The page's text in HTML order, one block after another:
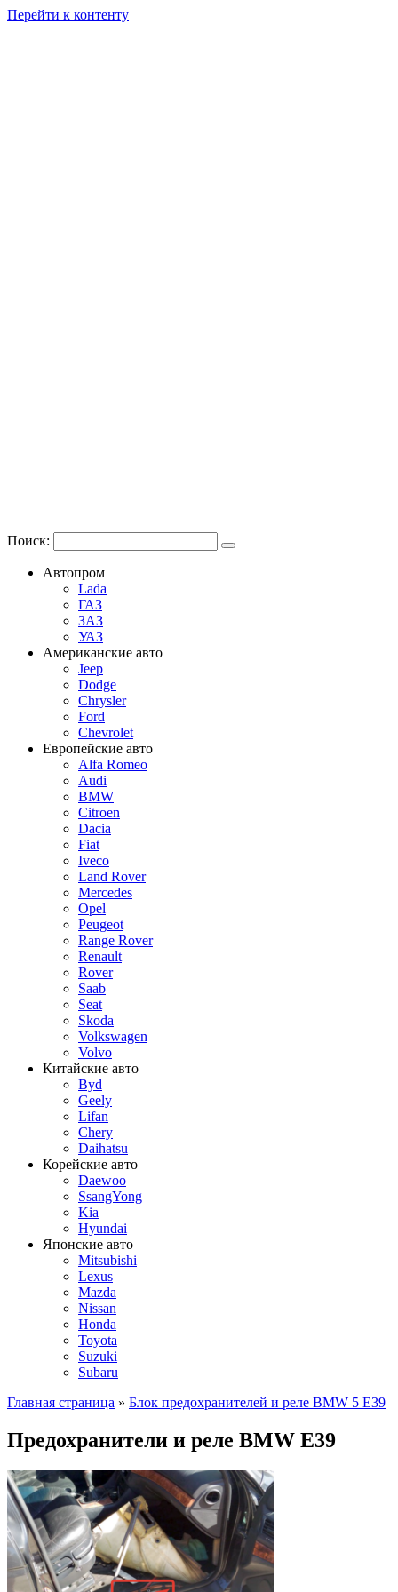
Перейти к контенту
Поиск:
Автопром
Lada
ГАЗ
ЗАЗ
УАЗ
Американские авто
Jeep
Dodge
Chrysler
Ford
Chevrolet
Европейские авто
Alfa Romeo
Audi
BMW
Citroen
Dacia
Fiat
Iveco
Land Rover
Mercedes
Opel
Peugeot
Range Rover
Renault
Rover
Saab
Seat
Skoda
Volkswagen
Volvo
Китайские авто
Byd
Geely
Lifan
Chery
Daihatsu
Корейские авто
Daewoo
SsangYong
Kia
Hyundai
Японские авто
Mitsubishi
Lexus
Mazda
Nissan
Honda
Toyota
Suzuki
Subaru
Главная страница » Блок предохранителей и реле BMW 5 E39
Предохранители и реле BMW E39